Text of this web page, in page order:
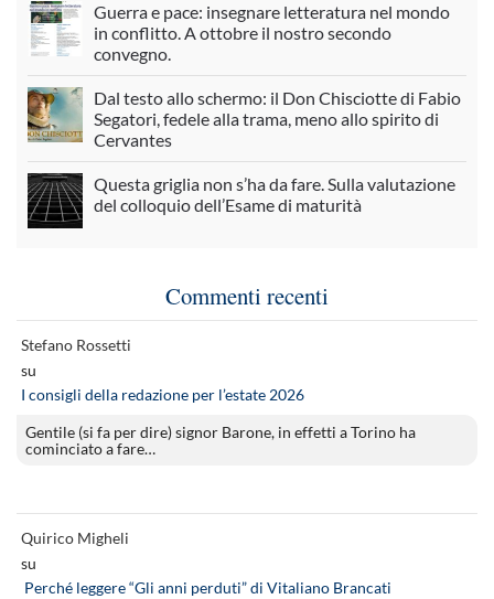
Guerra e pace: insegnare letteratura nel mondo
in conflitto. A ottobre il nostro secondo
convegno.
Dal testo allo schermo: il Don Chisciotte di Fabio
Segatori, fedele alla trama, meno allo spirito di
Cervantes
Questa griglia non s’ha da fare. Sulla valutazione
del colloquio dell’Esame di maturità
Commenti recenti
Stefano Rossetti
su
I consigli della redazione per l’estate 2026
Gentile (si fa per dire) signor Barone, in effetti a Torino ha
cominciato a fare…
Quirico Migheli
su
Perché leggere “Gli anni perduti” di Vitaliano Brancati